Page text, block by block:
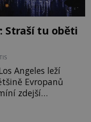
Straší tu oběti
Angeles leží
Evropanů
zdejší
pomerančovníků.